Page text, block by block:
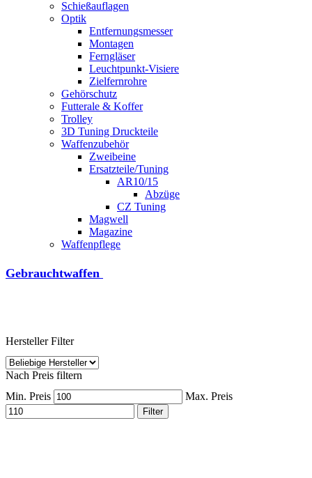
Schießauflagen
Optik
Entfernungsmesser
Montagen
Ferngläser
Leuchtpunkt-Visiere
Zielfernrohre
Gehörschutz
Futterale & Koffer
Trolley
3D Tuning Druckteile
Waffenzubehör
Zweibeine
Ersatzteile/Tuning
AR10/15
Abzüge
CZ Tuning
Magwell
Magazine
Waffenpflege
Gebrauchtwaffen
Hersteller Filter
Nach Preis filtern
Min. Preis
Max. Preis
Filter